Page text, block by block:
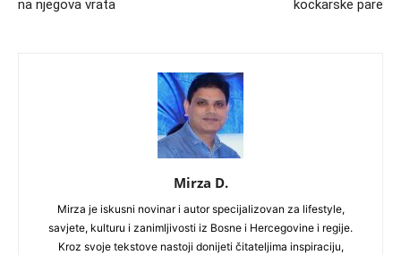
na njegova vrata
kockarske pare
Mirza D.
Mirza je iskusni novinar i autor specijalizovan za lifestyle,
savjete, kulturu i zanimljivosti iz Bosne i Hercegovine i regije.
Kroz svoje tekstove nastoji donijeti čitateljima inspiraciju,